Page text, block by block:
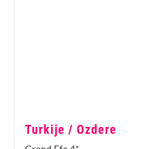
Turkije / Ozdere